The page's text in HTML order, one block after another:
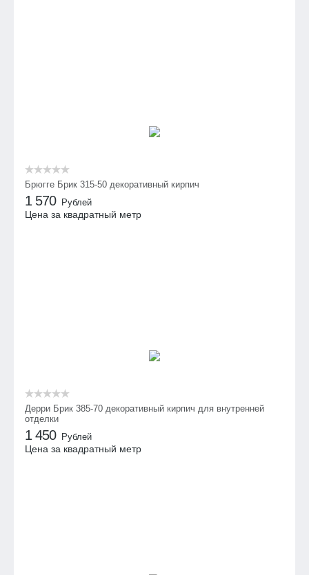
Брюгге Брик 315-50 декоративный кирпич
1 570 Рублей
Цена за квадратный метр
Дерри Брик 385-70 декоративный кирпич для внутренней
отделки
1 450 Рублей
Цена за квадратный метр